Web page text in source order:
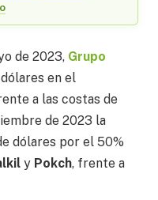
de 2023, Grupo
en el
a las costas de
de 2023 la
dólares por el 50%
y Pokch, frente a